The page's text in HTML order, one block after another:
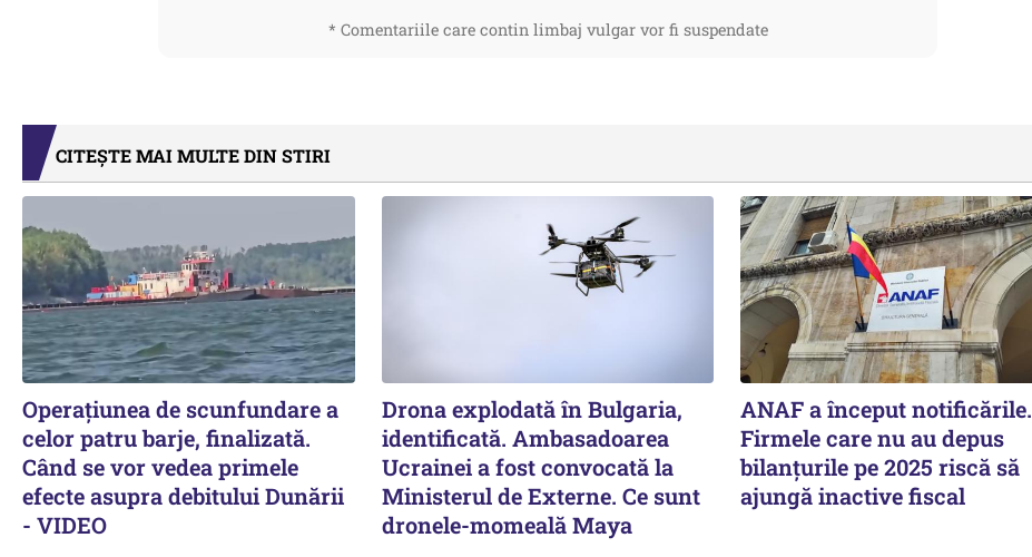
* Comentariile care contin limbaj vulgar vor fi suspendate
CITEȘTE MAI MULTE DIN STIRI
Operațiunea de scunfundare a
celor patru barje, finalizată.
Când se vor vedea primele
efecte asupra debitului Dunării
- VIDEO
Drona explodată în Bulgaria,
identificată. Ambasadoarea
Ucrainei a fost convocată la
Ministerul de Externe. Ce sunt
dronele-momeală Maya
ANAF a început notificările.
Firmele care nu au depus
bilanțurile pe 2025 riscă să
ajungă inactive fiscal